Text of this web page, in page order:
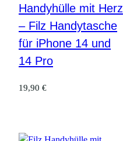
Handyhülle mit Herz
– Filz Handytasche
für iPhone 14 und
14 Pro
19,90 €